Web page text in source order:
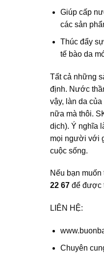
Giúp cấp
các sản
Thúc đẩy
tế bào da
Tất cả những
định. Nước
vậy, làn da
nữa mà thôi.
dịch). Ý nghĩa
mọi người với
cuộc sống.
Nếu bạn
22 67 để được
LIÊN HỆ:
Chuyên